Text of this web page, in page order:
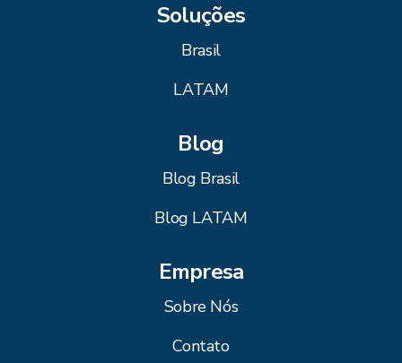
Soluções
Brasil
LATAM
Blog
Blog Brasil
Blog LATAM
Empresa
Sobre Nós
Contato